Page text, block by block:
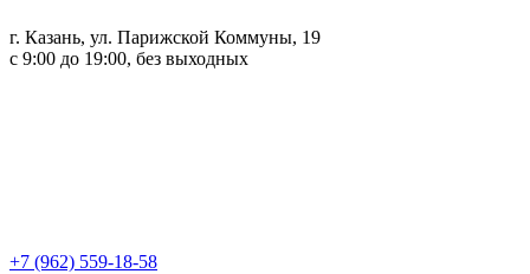
г. Казань, ул. Парижской Коммуны, 19
с 9:00 до 19:00, без выходных
+7 (962) 559-18-58